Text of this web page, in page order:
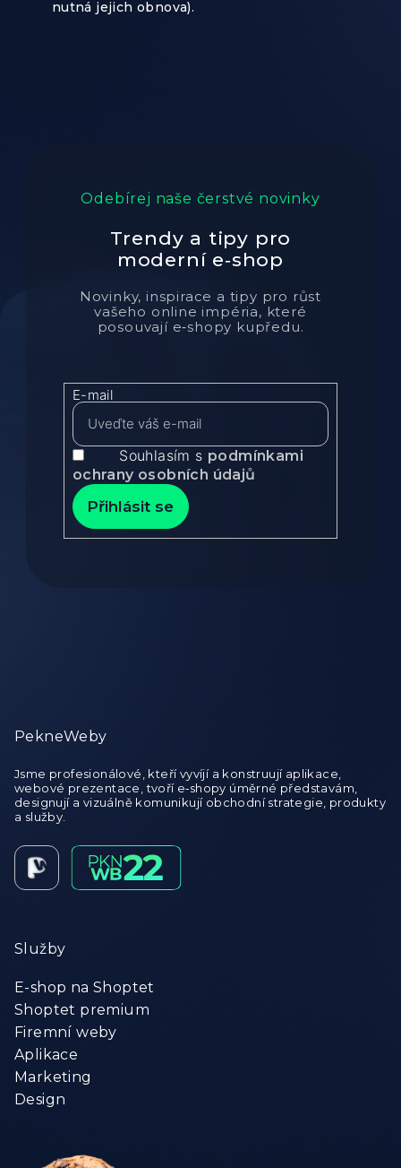
nutná jejich obnova).
Odebírej naše čerstvé novinky
Trendy a tipy pro
moderní e‑shop
Novinky, inspirace a tipy pro růst
vašeho online impéria, které
posouvají e‑shopy kupředu.
E-mail
Souhlasím s podmínkami
ochrany osobních údajů
Přihlásit se
PekneWeby
Jsme profesionálové, kteří vyvíjí a konstruují aplikace,
webové prezentace, tvoří e‑shopy úměrné představám,
designují a vizuálně komunikují obchodní strategie, produkty
a služby.
Služby
E-shop na Shoptet
Shoptet premium
Firemní weby
Aplikace
Marketing
Design